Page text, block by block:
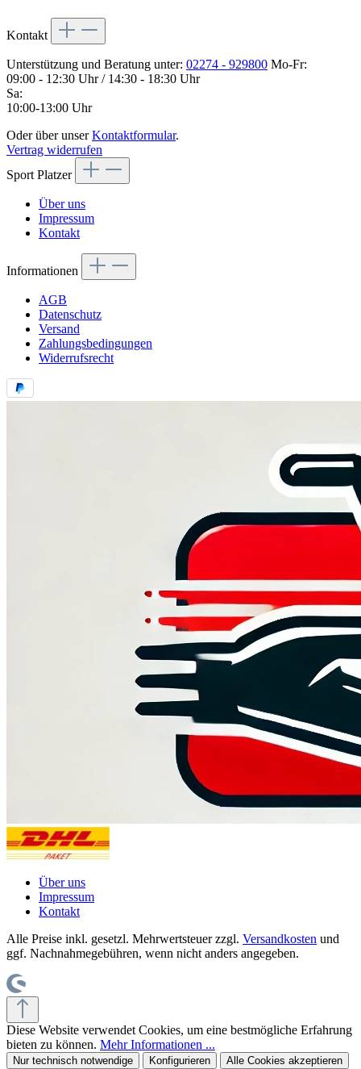
Kontakt
Unterstützung und Beratung unter: 02274 - 929800 Mo-Fr:
09:00 - 12:30 Uhr / 14:30 - 18:30 Uhr
Sa:
10:00-13:00 Uhr
Oder über unserKontaktformular.
Vertrag widerrufen
Sport Platzer
Über uns
Impressum
Kontakt
Informationen
AGB
Datenschutz
Versand
Zahlungsbedingungen
Widerrufsrecht
Über uns
Impressum
Kontakt
Alle Preise inkl. gesetzl. Mehrwertsteuer zzgl. Versandkosten und
ggf. Nachnahmegebühren, wenn nicht anders angegeben.
Diese Website verwendet Cookies, um eine bestmögliche Erfahrung
bieten zu können. Mehr Informationen ...
Nur technisch notwendige Konfigurieren Alle Cookies akzeptieren